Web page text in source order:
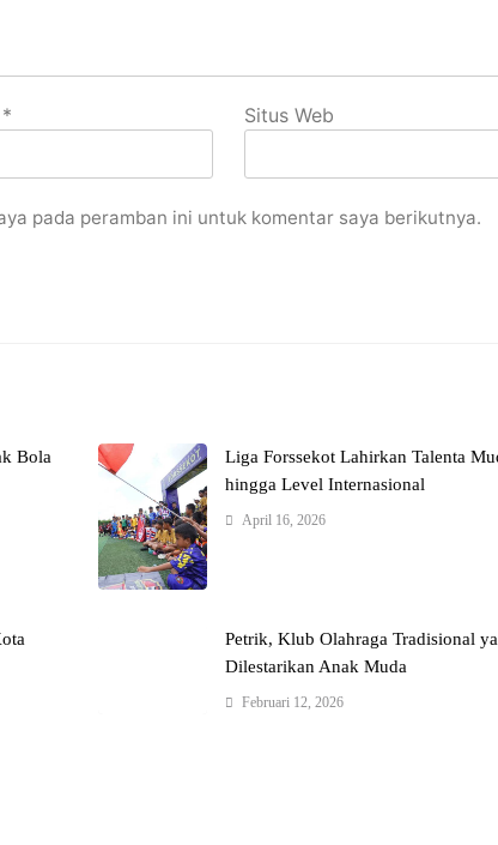
* Situs Web
pada peramban ini untuk komentar saya berikutnya.
Bola
Liga Forssekot Lahirkan Talenta
hingga Level Internasional
April 16, 2026
Petrik, Klub Olahraga Tradisional
Dilestarikan Anak Muda
Februari 12, 2026